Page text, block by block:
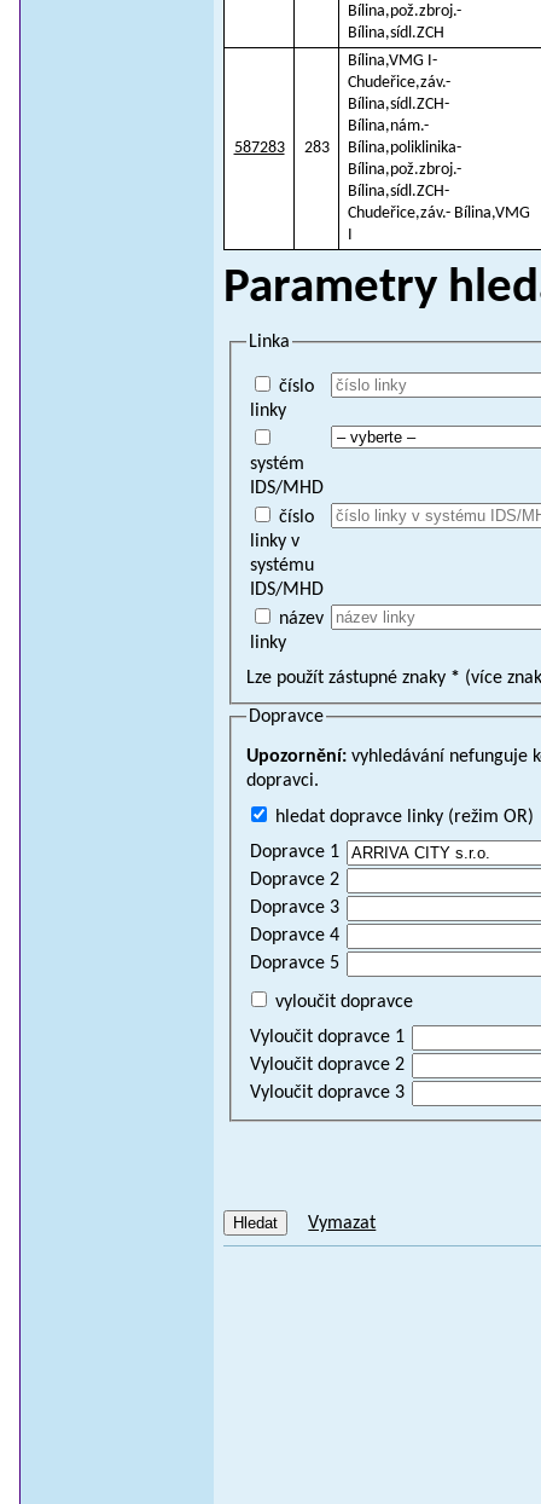
Bílina,pož.zbroj.-
Bílina,sídl.ZCH
587283 283
Bílina,VMG I-
Chudeřice,záv.-
Bílina,sídl.ZCH-
Bílina,nám.-
Bílina,poliklinika-
Bílina,pož.zbroj.-
Bílina,sídl.ZCH-
Chudeřice,záv.- Bílina,VMG
I
Parametry
Linka
číslo
linky
systém
IDS/MHD
číslo
linky v
systému
IDS/MHD
název
linky
Lze použít zástupné znaky * (více
Dopravce
Upozornění: vyhledávání nefunguje
dopravci.
hledat dopravce linky (režim OR)
Dopravce 1
Dopravce 2
Dopravce 3
Dopravce 4
Dopravce 5
vyloučit dopravce
Vyloučit dopravce 1
Vyloučit dopravce 2
Vyloučit dopravce 3
Vymazat